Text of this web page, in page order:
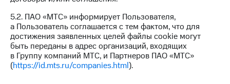
Акции
и
скидки
Все
5.2. ПАО «МТС» информирует Пользователя,
а Пользователь соглашается с тем фактом, что для
достижения заявленных целей файлы cookie могут
быть переданы в адрес организаций, входящих
в Группу компаний МТС, и Партнеров ПАО «МТС»
(https://id.mts.ru/companies.html).